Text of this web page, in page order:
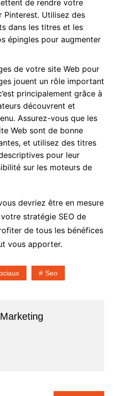
de rendre votre
Pinterest. Utilisez des
dans les titres et les
épingles pour augmenter
de votre site Web pour
jouent un rôle important
principalement grâce à
découvrent et
Assurez-vous que les
Web sont de bonne
et utilisez des titres
pour leur
sur les moteurs de
devriez être en mesure
stratégie SEO de
de tous les bénéfices
vous apporter.
Seo